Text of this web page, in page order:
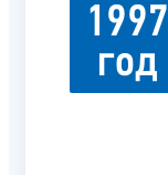
1997
год